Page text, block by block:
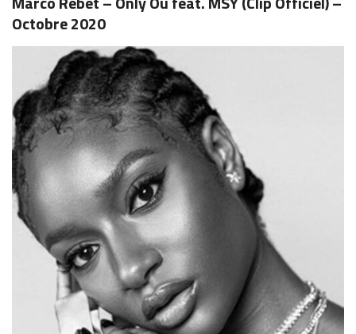
Octobre 2020